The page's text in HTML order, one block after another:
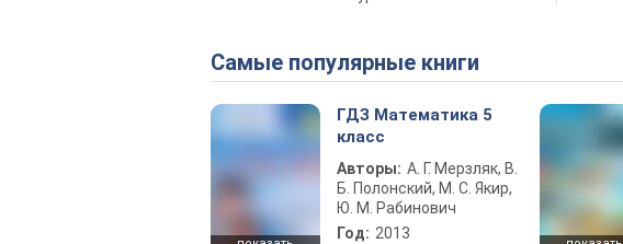
Самые популярные книги
ГДЗ Математика 5
класс
Авторы: А. Г. Мерзляк, В.
Б. Полонский, М. С. Якир,
Ю. М. Рабинович
Год: 2013